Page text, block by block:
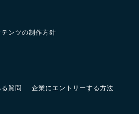
ンツの制作方針
質問 企業にエントリーする方法